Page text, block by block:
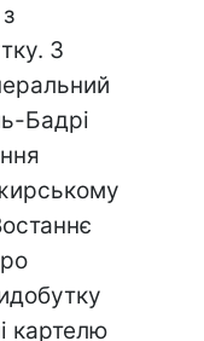
З
Бадрі
картелю